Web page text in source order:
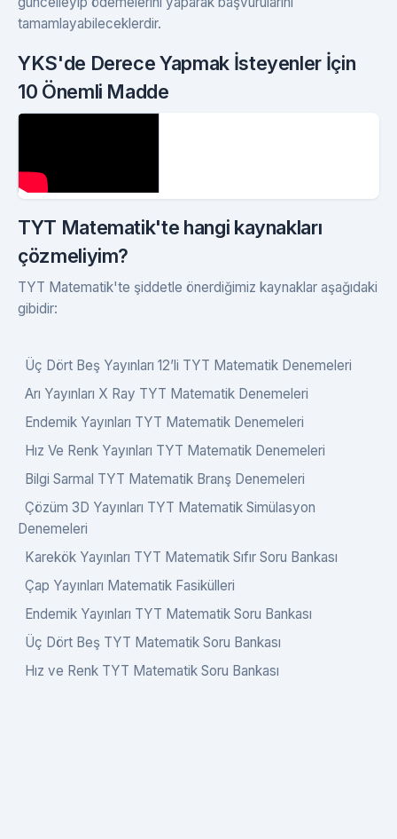
tamamlayabileceklerdir.
YKS'de Derece Yapmak İsteyenler İçin
10 Önemli Madde
TYT Matematik'te hangi kaynakları
çözmeliyim?
TYT Matematik'te şiddetle önerdiğimiz kaynaklar aşağıdaki
gibidir:
Üç Dört Beş Yayınları 12’li TYT Matematik Denemeleri
Arı Yayınları X Ray TYT Matematik Denemeleri
Endemik Yayınları TYT Matematik Denemeleri
Hız Ve Renk Yayınları TYT Matematik Denemeleri
Bilgi Sarmal TYT Matematik Branş Denemeleri
Çözüm 3D Yayınları TYT Matematik Simülasyon
Denemeleri
Karekök Yayınları TYT Matematik Sıfır Soru Bankası
Çap Yayınları Matematik Fasikülleri
Endemik Yayınları TYT Matematik Soru Bankası
Üç Dört Beş TYT Matematik Soru Bankası
Hız ve Renk TYT Matematik Soru Bankası